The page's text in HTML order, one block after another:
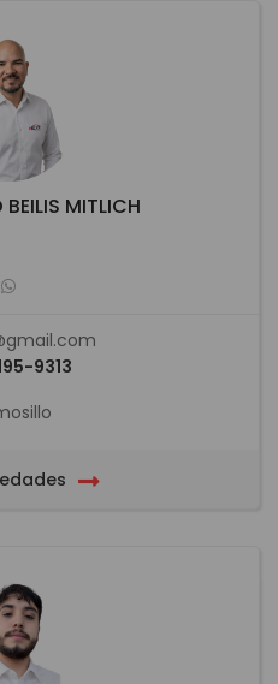
BEILIS MITLICH
9313